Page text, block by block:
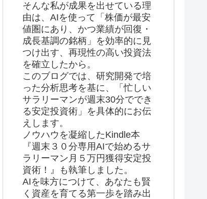
そんな私が成果を出せている理
由は、AIを使って「株価が最安
値圏にあり、かつ業績が回復・
成長基調の銘柄」を効率的に見
つけ出す、再現性の高い投資法
を確立したから。
このブログでは、研究開発で培
った分析思考を基に、「忙しい
サラリーマンが週末30分ででき
る安定投資術」を具体的にお伝
えします。
ノウハウを凝縮したKindle本
『週末３０分専用AIで始めるサ
ラリーマン月５万円獲得安定投
資術！』も執筆しました。
AIを味方につけて、あなたも賢
く資産を育てる第一歩を踏み出